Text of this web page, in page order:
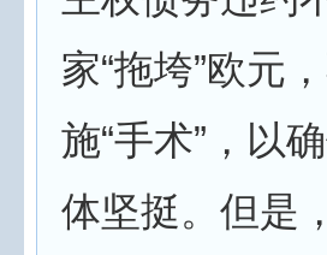
家“拖垮”欧元
施“手术”，以
体坚挺。但是